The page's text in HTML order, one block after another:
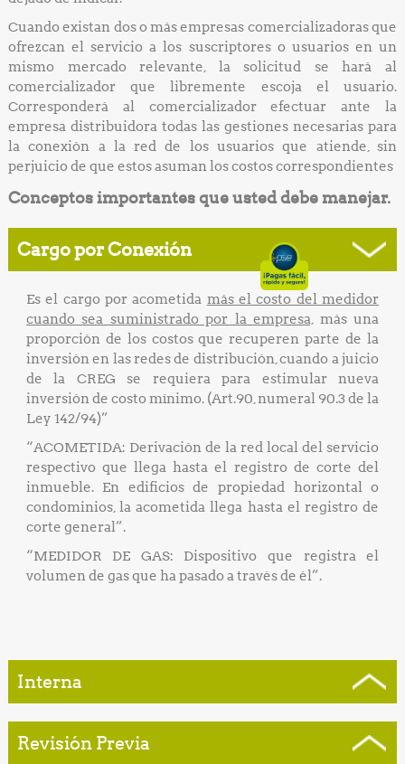
Cuando existan dos o más empresas comercializadoras que
ofrezcan el servicio a los suscriptores o usuarios en un
mismo mercado relevante, la solicitud se hará al
comercializador que libremente escoja el usuario.
Corresponderá al comercializador efectuar ante la
empresa distribuidora todas las gestiones necesarias para
la conexión a la red de los usuarios que atiende, sin
perjuicio de que estos asuman los costos correspondientes
Conceptos importantes que usted debe manejar.
Cargo por Conexión
Es el cargo por acometida más el costo del medidor
cuando sea suministrado por la empresa,más una
proporción de los costos que recuperen parte de la
inversión en las redes de distribución, cuando a juicio
de la CREG se requiera para estimular nueva
inversión de costo mínimo. (Art.90, numeral 90.3 de la
Ley 142/94)”
“ACOMETIDA: Derivación de la red local del servicio
respectivo que llega hasta el registro de corte del
inmueble. En edificios de propiedad horizontal o
condominios, la acometida llega hasta el registro de
corte general”.
“MEDIDOR DE GAS: Dispositivo que registra el
volumen de gas que ha pasado a través de él”.
Interna
Revisión Previa